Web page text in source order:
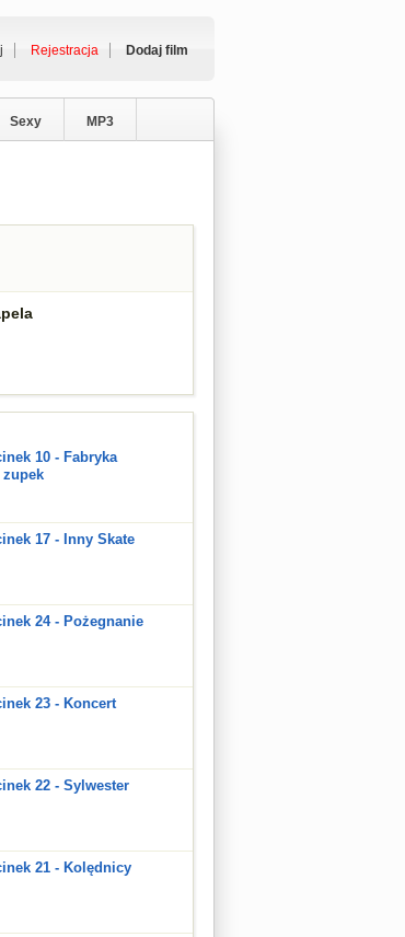
Rejestracja Dodaj film
Sexy MP3
10 - Fabryka
17 - Inny Skate
24 - Pożegnanie
23 - Koncert
22 - Sylwester
21 - Kolędnicy